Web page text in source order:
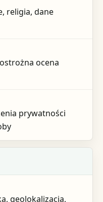
religia, dane
ocena
prywatności
geolokalizacja,